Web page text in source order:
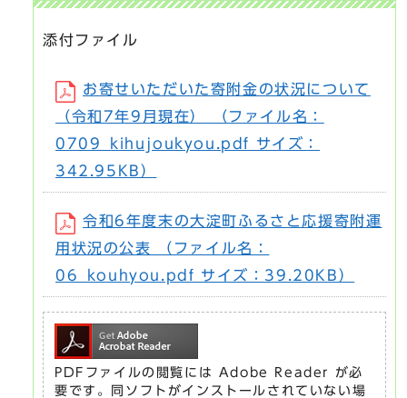
添付ファイル
お寄せいただいた寄附金の状況について
（令和7年9月現在） （ファイル名：
0709_kihujoukyou.pdf サイズ：
342.95KB）
令和6年度末の大淀町ふるさと応援寄附運
用状況の公表 （ファイル名：
06_kouhyou.pdf サイズ：39.20KB）
PDFファイルの閲覧には Adobe Reader が必
要です。同ソフトがインストールされていない場